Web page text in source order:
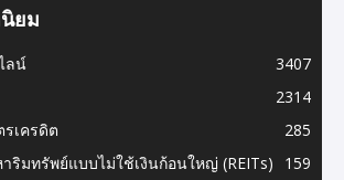
ยม
ลน์
3407
2314
เครดิต
285
ริมทรัพย์แบบไม่ใช้เงินก้อนใหญ่ (REITs)
159